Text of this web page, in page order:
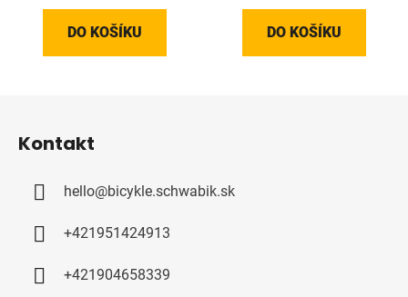
DO KOŠÍKU DO KOŠÍKU
Kontakt
hello@bicykle.schwabik.sk
+421951424913
+421904658339